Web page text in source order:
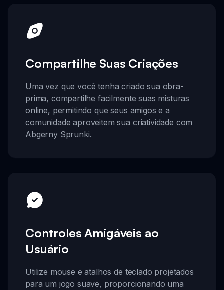
Compartilhe Suas Criações
Uma vez que você tenha criado sua obra-
prima, compartilhe facilmente suas misturas
online, permitindo que seus amigos e a
comunidade aproveitem sua criatividade com
Abgerny Sprunki.
Controles Amigáveis ao
Usuário
Utilize mouse e atalhos de teclado projetados
para um jogo suave, proporcionando uma